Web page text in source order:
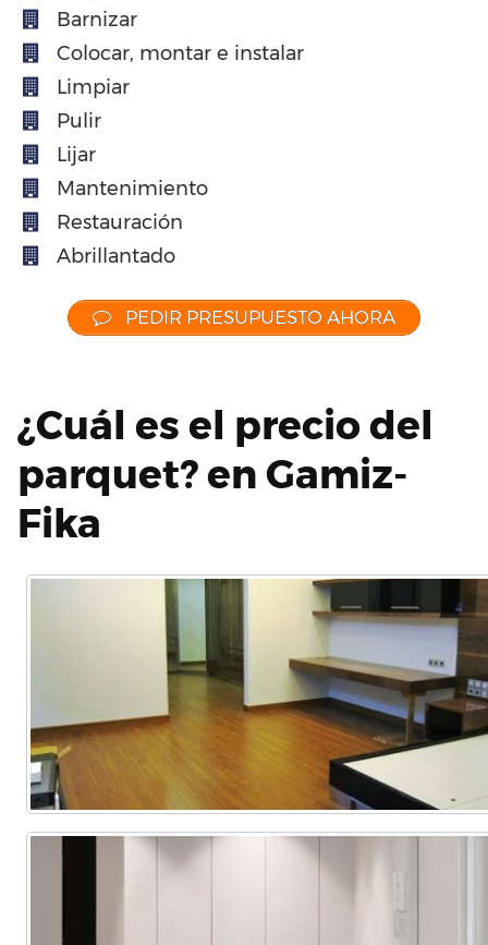
Barnizar
Colocar, montar e instalar
Limpiar
Pulir
Lijar
Mantenimiento
Restauración
Abrillantado
PEDIR PRESUPUESTO AHORA
¿Cuál es el precio del
parquet? en Gamiz-
Fika